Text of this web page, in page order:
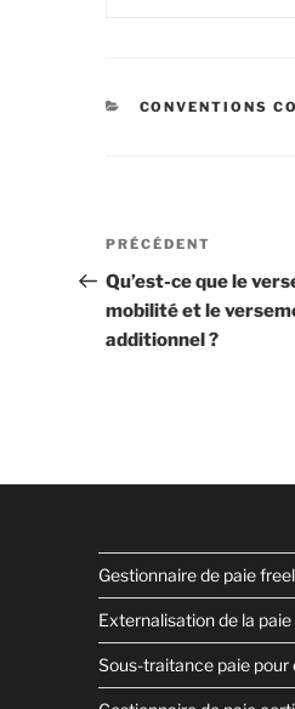
CATÉGORIES
CONVENTIONS
Navigation
de
l’article
Article
précédent
PRÉCÉDENT
Qu’est-ce que le
mobilité et le
additionnel ?
Gestionnaire de paie
Externalisation de la
Sous-traitance paie